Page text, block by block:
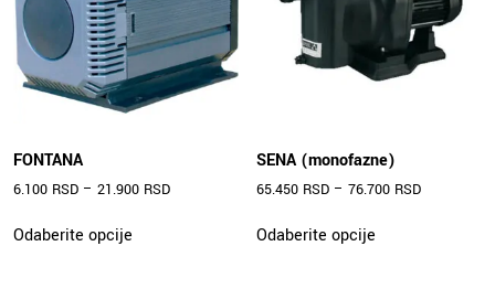
FONTANA
6.100 RSD – 21.900 RSD
Odaberite opcije
SENA (monofazne)
65.450 RSD –76.700 RSD
Odaberite opcije